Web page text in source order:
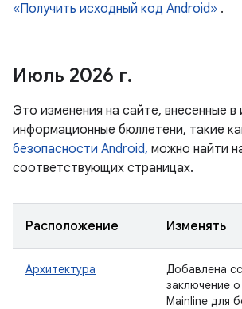
«Получить исходный код Android» .
Июль 2026 г.
Это изменения на сайте, внесенные в
информационные бюллетени, такие
безопасности Android, можно найти
соответствующих страницах.
Расположение Изменять
Архитектура
Добавлена
заключение
Mainline для